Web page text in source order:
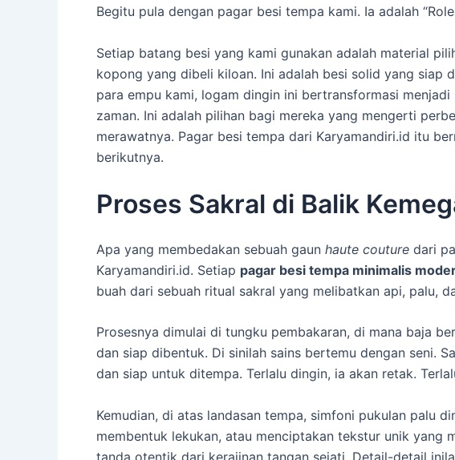
Begitu pula dengan pagar besi tempa kami. Ia adalah
Setiap batang besi yang kami gunakan adalah material
kopong yang dibeli kiloan. Ini adalah besi solid yang siap
para empu kami, logam dingin ini bertransformasi
zaman. Ini adalah pilihan bagi mereka yang mengerti
merawatnya. Pagar besi tempa dari Karyamandiri.id itu
berikutnya.
Proses Sakral di Balik
Apa yang membedakan sebuah gaun haute couture dari
Karyamandiri.id. Setiap pagar besi tempa minimalis
buah dari sebuah ritual sakral yang melibatkan api, palu,
Prosesnya dimulai di tungku pembakaran, di mana baja
dan siap dibentuk. Di sinilah sains bertemu dengan seni.
dan siap untuk ditempa. Terlalu dingin, ia akan retak.
Kemudian, di atas landasan tempa, simfoni pukulan palu
membentuk lekukan, atau menciptakan tekstur unik yang
tanda otentik dari kerajinan tangan sejati. Detail-detail